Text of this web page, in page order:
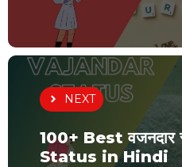
NEXT
100+ Best
Status in Hindi